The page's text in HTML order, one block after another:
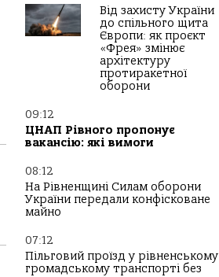
Від захисту України
до спільного щита
Європи: як проєкт
«Фрея» змінює
архітектуру
протиракетної
оборони
09:12
ЦНАП Рівного пропонує
вакансію: які вимоги
08:12
На Рівненщині Силам оборони
України передали конфісковане
майно
07:12
Пільговий проїзд у рівненському
громадському транспорті без